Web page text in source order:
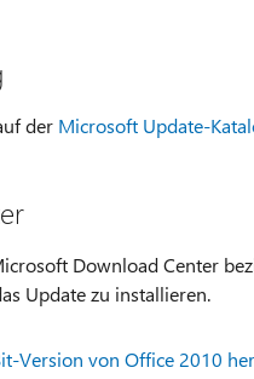
der Microsoft Update-
Download Center
Update zu installieren.
Version von Office 2010